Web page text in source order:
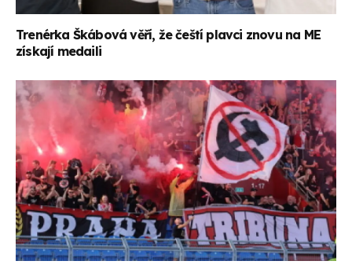
Trenérka Škábová věří, že čeští plavci znovu na ME
získají medaili